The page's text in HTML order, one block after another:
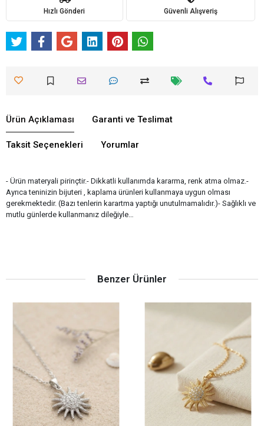
Hızlı Gönderi Güvenli Alışveriş
Ürün Açıklaması Garanti ve Teslimat
Taksit Seçenekleri Yorumlar
- Ürün materyali pirinçtir.- Dikkatli kullanımda kararma, renk atma olmaz.-
Ayrıca teninizin bijuteri , kaplama ürünleri kullanmaya uygun olması
gerekmektedir. (Bazı tenlerin karartma yaptığı unutulmamalıdır.)- Sağlıklı ve
mutlu günlerde kullanmanız dileğiyle…
Benzer Ürünler